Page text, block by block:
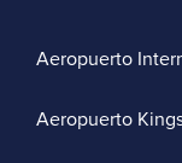
Aeropuerto
Aeropuerto